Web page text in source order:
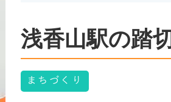
浅香山駅の踏切
まちづくり